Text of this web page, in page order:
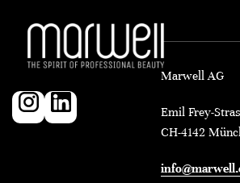
Marwell AG
Emil Frey-
CH-4142